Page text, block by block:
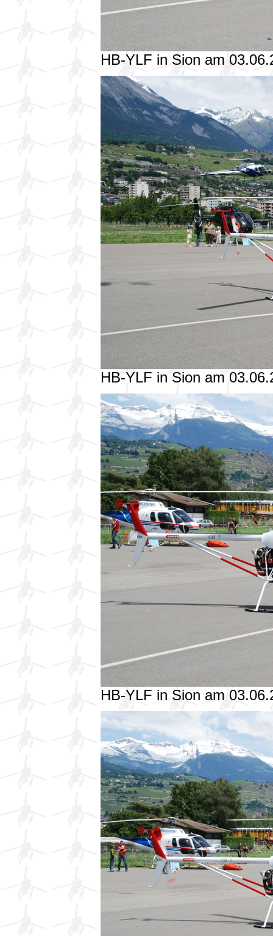
HB-YLF in Sion am
HB-YLF in Sion am
HB-YLF in Sion am